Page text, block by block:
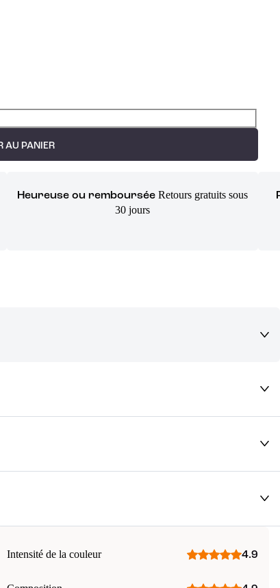
AU PANIER
Heureuse ou remboursée Retours gratuits sous
30 jours
Intensité de la couleur 4.9